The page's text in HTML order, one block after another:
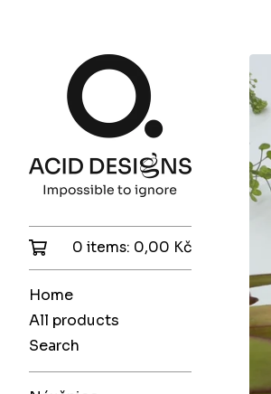
0 items: 0,00 Kč
Home
All products
Search